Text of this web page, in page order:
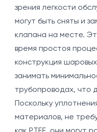
зрения легкости
могут быть сняты и
клапана на месте.
время простоя
конструкция
занимать
трубопроводах, что
Поскольку
материалов, не